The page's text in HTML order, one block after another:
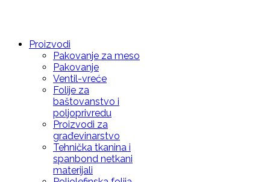
Proizvodi
Pakovanje za meso
Pakovanje
Ventil-vreće
Folije za
baštovanstvo i
poljoprivredu
Proizvodi za
građevinarstvo
Tehnička tkanina i
spanbond netkani
materijali